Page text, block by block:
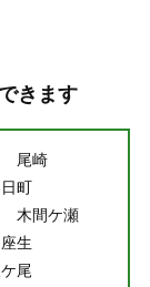
きます
尾崎
町
木間ケ瀬
座生
尾